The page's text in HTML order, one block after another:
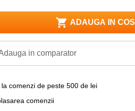
ADAUGA IN COS
in comparator
la comenzi de peste 500 de lei
comenzii